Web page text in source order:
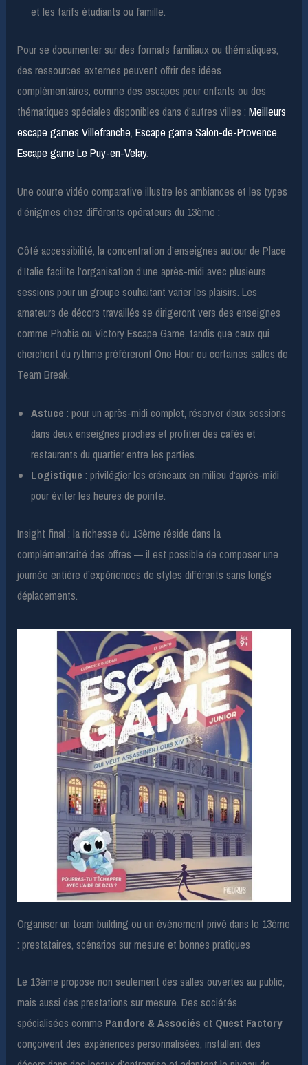
et les tarifs étudiants ou famille.
Pour se documenter sur des formats familiaux ou thématiques,
des ressources externes peuvent offrir des idées
complémentaires, comme des escapes pour enfants ou des
thématiques spéciales disponibles dans d’autres villes :Meilleurs
escape games Villefranche,Escape game Salon-de-Provence,
Escape game Le Puy-en-Velay.
Une courte vidéo comparative illustre les ambiances et les types
d’énigmes chez différents opérateurs du 13ème :
Côté accessibilité, la concentration d’enseignes autour de Place
d’Italie facilite l’organisation d’une après-midi avec plusieurs
sessions pour un groupe souhaitant varier les plaisirs. Les
amateurs de décors travaillés se dirigeront vers des enseignes
comme Phobia ou Victory Escape Game, tandis que ceux qui
cherchent du rythme préfèreront One Hour ou certaines salles de
Team Break.
Astuce : pour un après-midi complet, réserver deux sessions
dans deux enseignes proches et profiter des cafés et
restaurants du quartier entre les parties.
Logistique : privilégier les créneaux en milieu d’après-midi
pour éviter les heures de pointe.
Insight final : la richesse du 13ème réside dans la
complémentarité des offres — il est possible de composer une
journée entière d’expériences de styles différents sans longs
déplacements.
Organiser un team building ou un événement privé dans le 13ème
: prestataires, scénarios sur mesure et bonnes pratiques
Le 13ème propose non seulement des salles ouvertes au public,
mais aussi des prestations sur mesure. Des sociétés
spécialisées comme Pandore & Associés et Quest Factory
conçoivent des expériences personnalisées, installent des